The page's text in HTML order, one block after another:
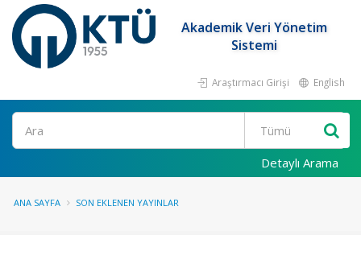
Akademik Veri Yönetim
Sistemi
Araştırmacı Girişi English
Ara
Detaylı Arama
ANA SAYFA SON EKLENEN YAYINLAR